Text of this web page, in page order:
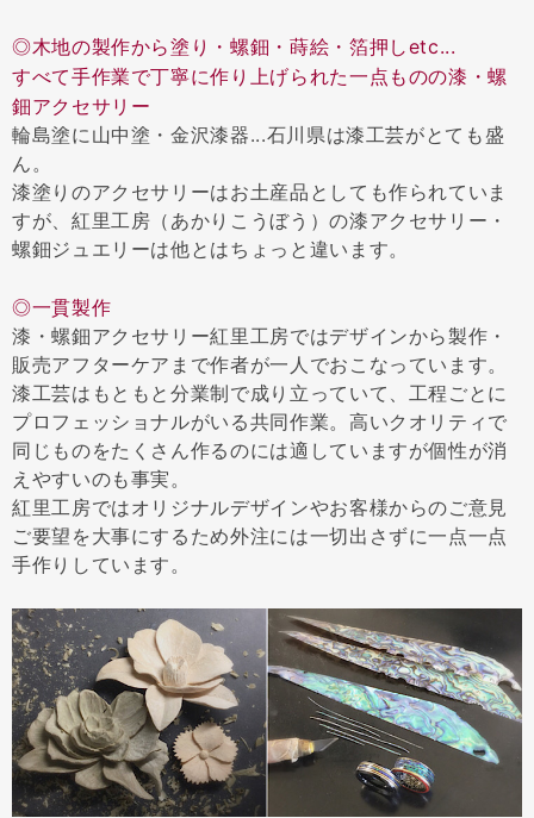
◎木地の製作から塗り・螺鈿・蒔絵・箔押しetc...
すべて手作業で丁寧に作り上げられた一点ものの漆・螺
鈿アクセサリー
輪島塗に山中塗・金沢漆器...石川県は漆工芸がとても盛
ん。
漆塗りのアクセサリーはお土産品としても作られていま
すが、紅里工房（あかりこうぼう）の漆アクセサリー・
螺鈿ジュエリーは他とはちょっと違います。
◎一貫製作
漆・螺鈿アクセサリー紅里工房ではデザインから製作・
販売アフターケアまで作者が一人でおこなっています。
漆工芸はもともと分業制で成り立っていて、工程ごとに
プロフェッショナルがいる共同作業。高いクオリティで
同じものをたくさん作るのには適していますが個性が消
えやすいのも事実。
紅里工房ではオリジナルデザインやお客様からのご意見
ご要望を大事にするため外注には一切出さずに一点一点
手作りしています。